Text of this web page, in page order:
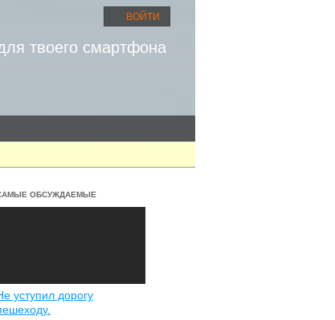
ВОЙТИ
твоего смартфона
ОБСУЖДАЕМЫЕ
уступил дорогу